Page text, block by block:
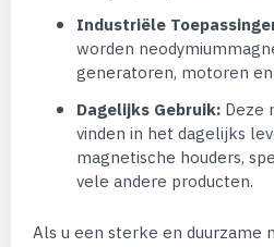
Industriële
worden
generatoren, motoren
Dagelijks Gebruik: Deze
vinden in het dagelijks
magnetische houders,
vele andere producten.
Als u een sterke en duurzame